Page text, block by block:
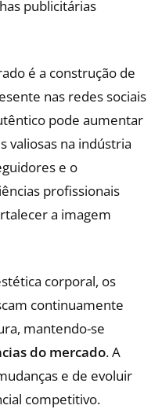
publicitárias
é a construção de
nas redes sociais
pode aumentar
valiosas na indústria
e o
profissionais
a imagem
corporal, os
continuamente
mantendo-se
do mercado. A
e de evoluir
competitivo.